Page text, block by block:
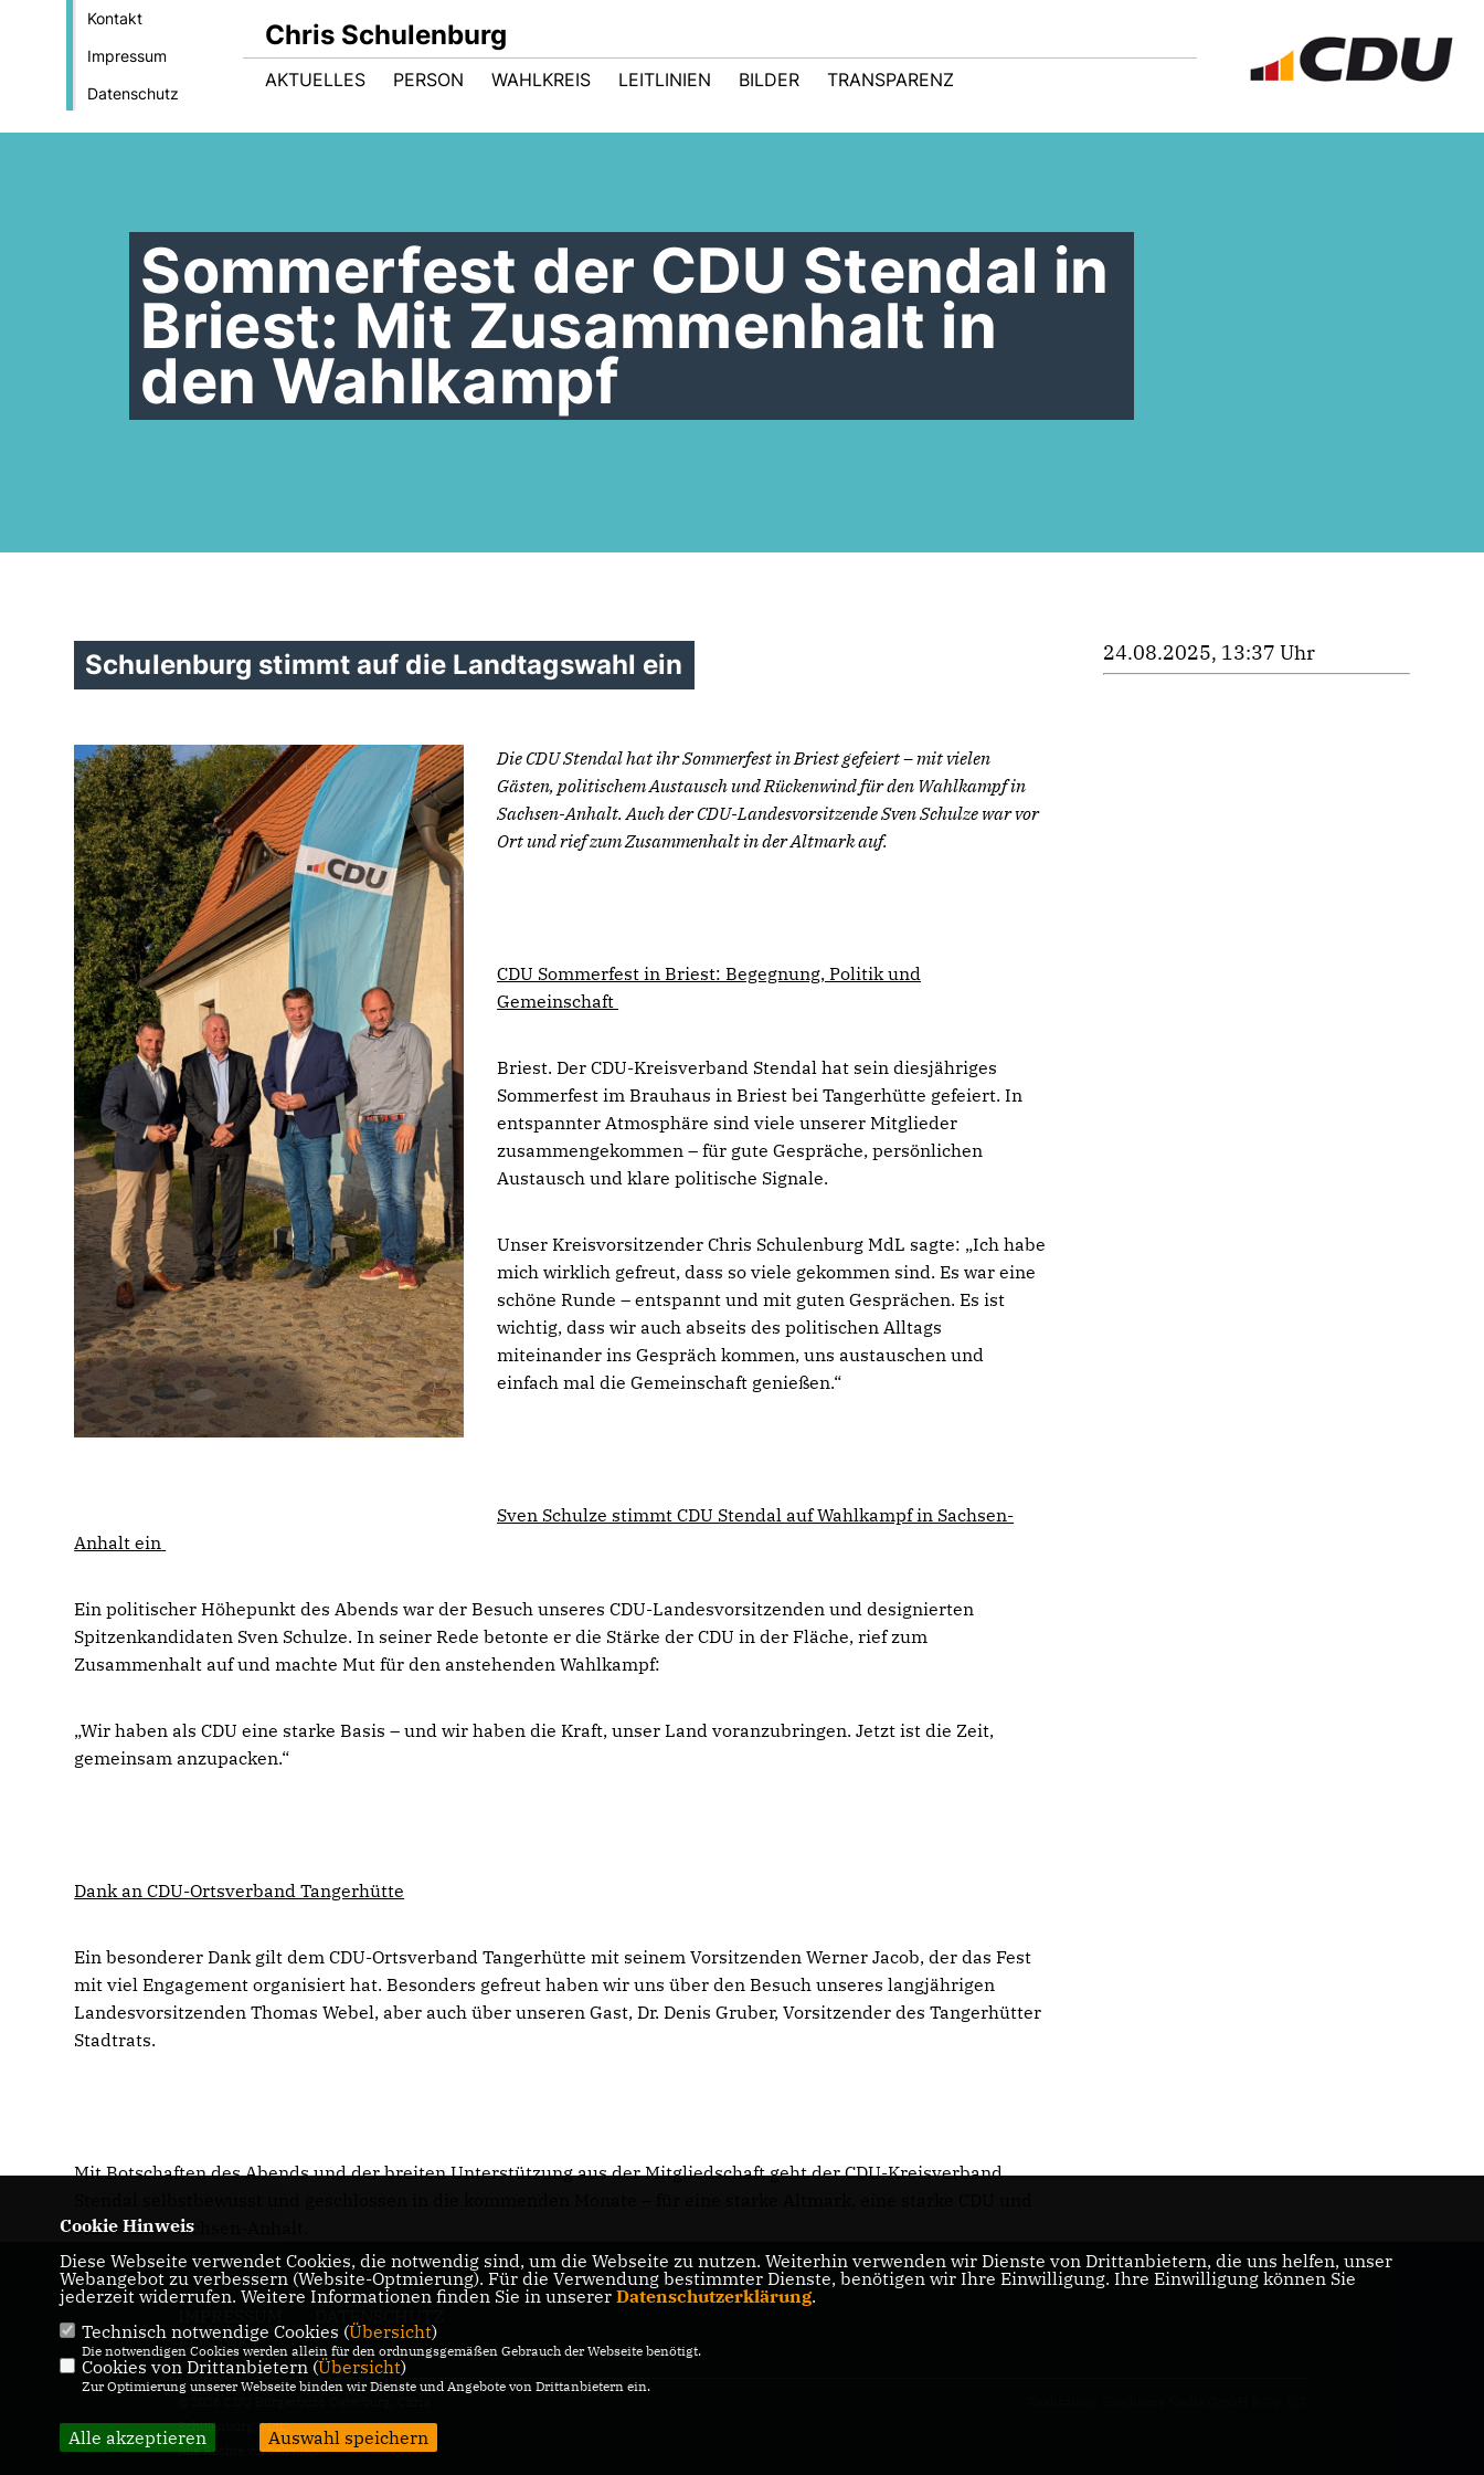
Kontakt
Impressum
Datenschutz
Chris Schulenburg
AKTUELLES PERSON WAHLKREIS LEITLINIEN BILDER TRANSPARENZ
Sommerfest der CDU Stendal in
Briest: Mit Zusammenhalt in
den Wahlkampf
Schulenburg stimmt auf die Landtagswahl ein
Die CDU Stendal hat ihr Sommerfest in Briest gefeiert – mit vielen
Gästen, politischem Austausch und Rückenwind für den Wahlkampf in
Sachsen-Anhalt. Auch der CDU-Landesvorsitzende Sven Schulze war vor
Ort und rief zum Zusammenhalt in der Altmark auf.
CDU Sommerfest in Briest: Begegnung, Politik und
Gemeinschaft
Briest. Der CDU-Kreisverband Stendal hat sein diesjähriges
Sommerfest im Brauhaus in Briest bei Tangerhütte gefeiert. In
entspannter Atmosphäre sind viele unserer Mitglieder
zusammengekommen – für gute Gespräche, persönlichen
Austausch und klare politische Signale.
Unser Kreisvorsitzender Chris Schulenburg MdL sagte: „Ich habe
mich wirklich gefreut, dass so viele gekommen sind. Es war eine
schöne Runde – entspannt und mit guten Gesprächen. Es ist
wichtig, dass wir auch abseits des politischen Alltags
miteinander ins Gespräch kommen, uns austauschen und
einfach mal die Gemeinschaft genießen.“
Sven Schulze stimmt CDU Stendal auf Wahlkampf in Sachsen-
Anhalt ein
Ein politischer Höhepunkt des Abends war der Besuch unseres CDU-Landesvorsitzenden und designierten
Spitzenkandidaten Sven Schulze. In seiner Rede betonte er die Stärke der CDU in der Fläche, rief zum
Zusammenhalt auf und machte Mut für den anstehenden Wahlkampf:
Wir haben als CDU eine starke Basis – und wir haben die Kraft, unser Land voranzubringen. Jetzt ist die Zeit,
gemeinsam anzupacken.“
Dank an CDU-Ortsverband Tangerhütte
Ein besonderer Dank gilt dem CDU-Ortsverband Tangerhütte mit seinem Vorsitzenden Werner Jacob, der das Fest
mit viel Engagement organisiert hat. Besonders gefreut haben wir uns über den Besuch unseres langjährigen
Landesvorsitzenden Thomas Webel, aber auch über unseren Gast, Dr. Denis Gruber, Vorsitzender des Tangerhütter
Stadtrats.
Mit Botschaften des Abends und der breiten Unterstützung aus der Mitgliedschaft geht der CDU-Kreisverband
ein starkes Sachsen-Anhalt.
24.08.2025, 13:37 Uhr
KONTAKT
Schulenburg, MdL
Alle Rechte vorbehalten.
Cookie Hinweis
Diese Webseite verwendet Cookies, die notwendig sind, um die Webseite zu nutzen. Weiterhin verwenden wir Dienste von Drittanbietern, die uns helfen, unser
Webangebot zu verbessern (Website-Optmierung). Für die Verwendung bestimmter Dienste, benötigen wir Ihre Einwilligung. Ihre Einwilligung können Sie
jederzeit widerrufen. Weitere Informationen finden Sie in unserer Datenschutzerklärung.
Technisch notwendige Cookies (Übersicht)
Die notwendigen Cookies werden allein für den ordnungsgemäßen Gebrauch der Webseite benötigt.
Cookies von Drittanbietern (Übersicht)
Zur Optimierung unserer Webseite binden wir Dienste und Angebote von Drittanbietern ein.
Alle akzeptieren Auswahl speichern